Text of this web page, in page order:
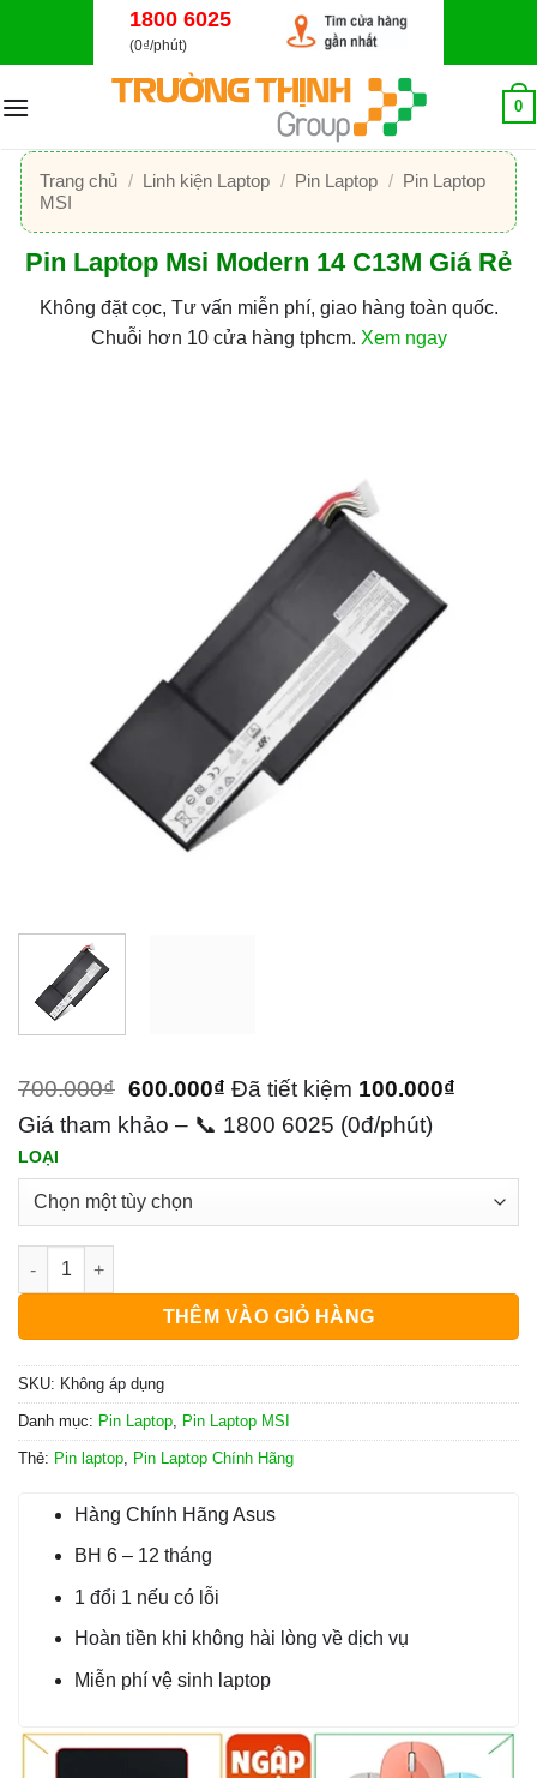
dung
1800 6025
(0₫/phút)
0
Trang chủ / Linh kiện Laptop / Pin Laptop / Pin Laptop
MSI
Pin Laptop Msi Modern 14 C13M Giá Rẻ
Không đặt cọc, Tư vấn miễn phí, giao hàng toàn quốc.
Chuỗi hơn 10 cửa hàng tphcm. Xem ngay
700.000₫ 600.000₫ Đã tiết kiệm 100.000₫
Giá tham khảo – 📞 1800 6025 (0đ/phút)
LOẠI
Pin Laptop Msi Modern 14 C13M Giá Rẻ số lượng
THÊM VÀO GIỎ HÀNG
SKU: Không áp dụng
Danh mục: Pin Laptop Pin Laptop MSI
Thẻ: Pin laptop Pin Laptop Chính Hãng
Hàng Chính Hãng Asus
BH 6 – 12 tháng
1 đổi 1 nếu có lỗi
Hoàn tiền khi không hài lòng về dịch vụ
Miễn phí vệ sinh laptop